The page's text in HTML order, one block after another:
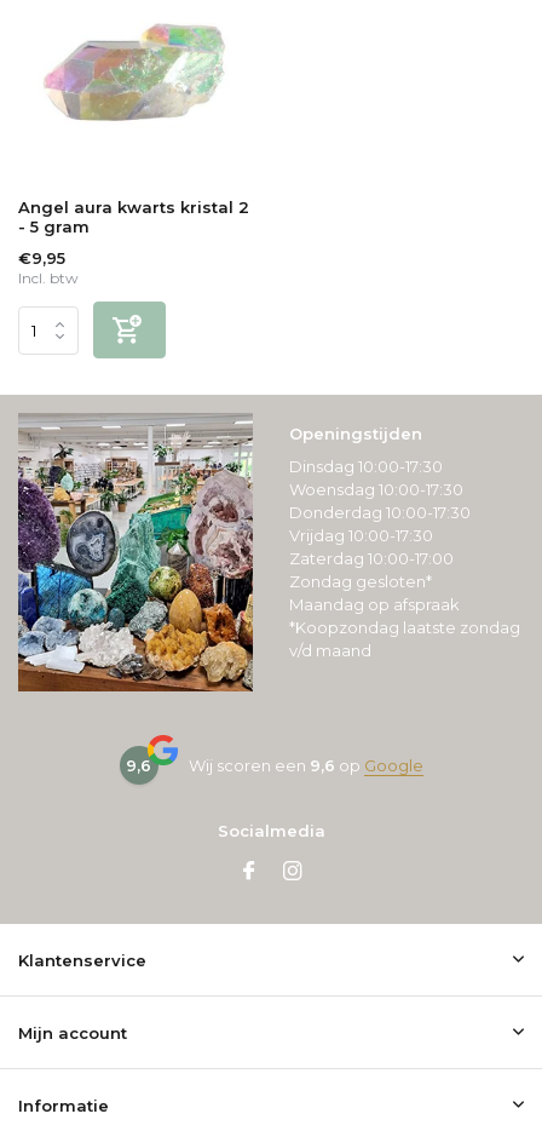
Angel aura kwarts kristal 2
- 5 gram
€9,95
Incl. btw
Openingstijden
Dinsdag 10:00-17:30
Woensdag 10:00-17:30
Donderdag 10:00-17:30
Vrijdag 10:00-17:30
Zaterdag 10:00-17:00
Zondag gesloten*
Maandag op afspraak
*Koopzondag laatste zondag
v/d maand
9,6 Wij scoren een 9,6 op Google
Socialmedia
Klantenservice
Mijn account
Informatie